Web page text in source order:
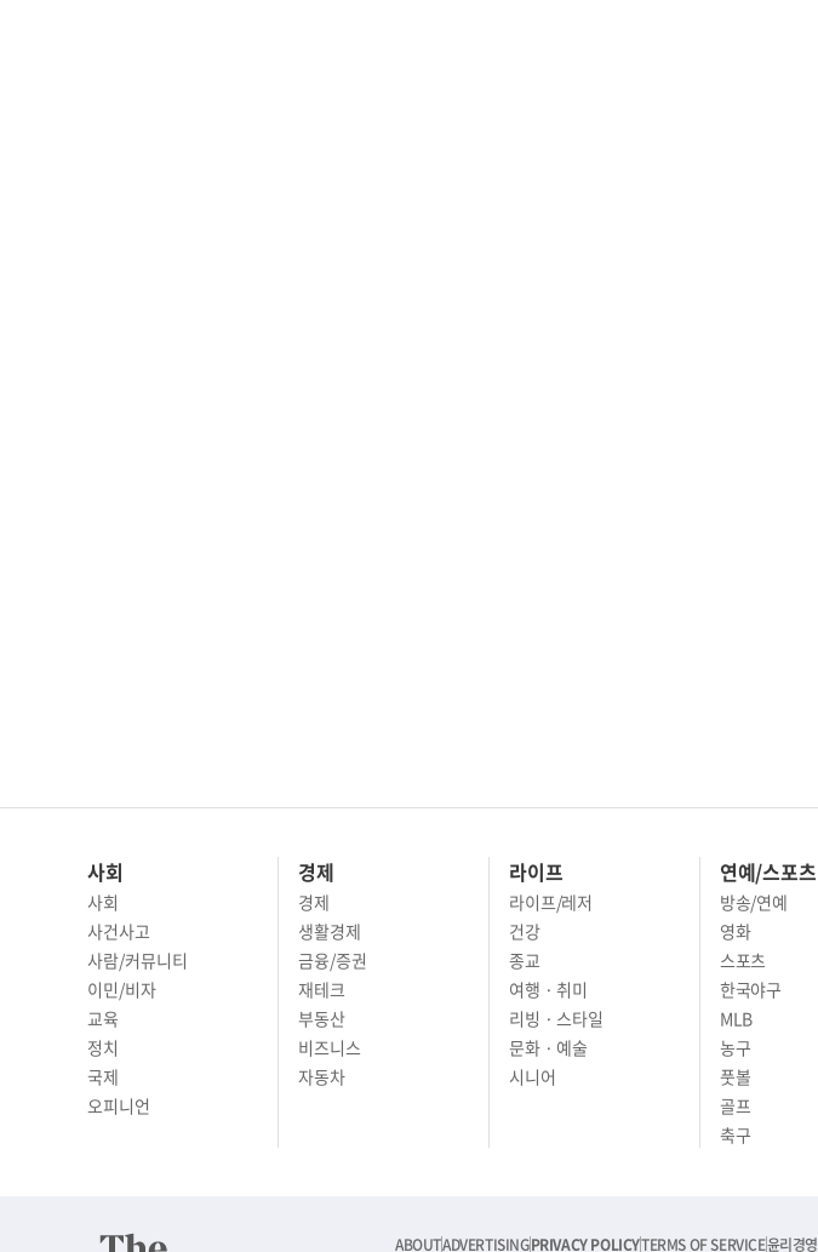
사회
사회
사건사고
사람/커뮤니티
이민/비자
교육
정치
국제
오피니언
경제
경제
생활경제
금융/증권
재테크
부동산
비즈니스
자동차
라이프
라이프/레저
건강
종교
여행 · 취미
리빙 · 스타일
문화 · 예술
시니어
연예/스포츠
방송/연예
영화
스포츠
한국야구
MLB
농구
풋볼
골프
축구
ABOUTADVERTISINGPRIVACY POLICYTERMS OF SERVICE윤리경영